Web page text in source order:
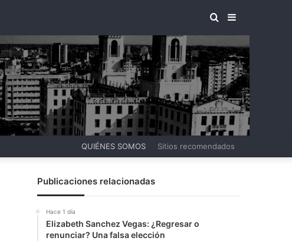
BARRA
LATERAL
BUSCAR
POR
QUIÉNES SOMOS Sitios recomendados
Publicaciones relacionadas
Hace 1 día
Elizabeth Sanchez Vegas: ¿Regresar o
renunciar? Una falsa elección